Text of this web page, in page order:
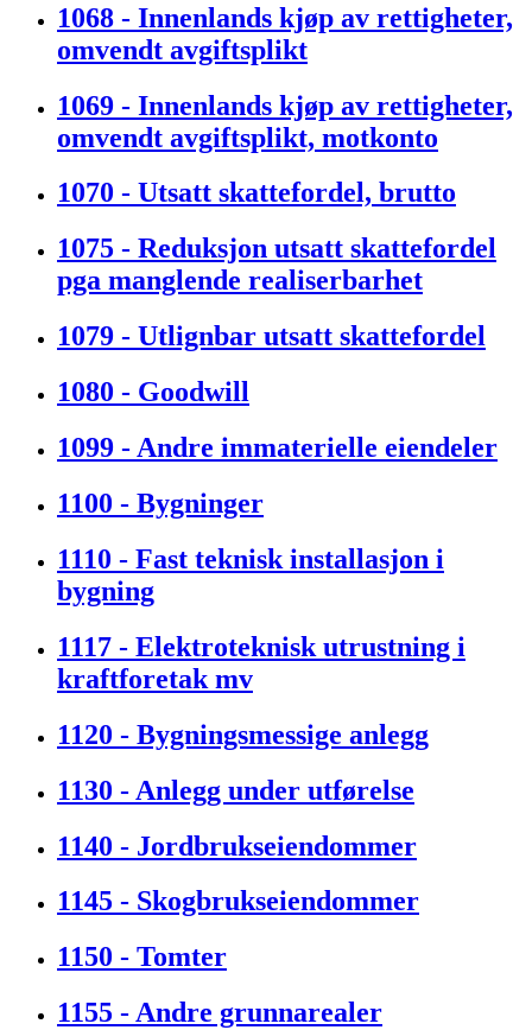
1068 - Innenlands kjøp av rettigheter,
omvendt avgiftsplikt
1069 - Innenlands kjøp av rettigheter,
omvendt avgiftsplikt, motkonto
1070 - Utsatt skattefordel, brutto
1075 - Reduksjon utsatt skattefordel
pga manglende realiserbarhet
1079 - Utlignbar utsatt skattefordel
1080 - Goodwill
1099 - Andre immaterielle eiendeler
1100 - Bygninger
1110 - Fast teknisk installasjon i
bygning
1117 - Elektroteknisk utrustning i
kraftforetak mv
1120 - Bygningsmessige anlegg
1130 - Anlegg under utførelse
1140 - Jordbrukseiendommer
1145 - Skogbrukseiendommer
1150 - Tomter
1155 - Andre grunnarealer